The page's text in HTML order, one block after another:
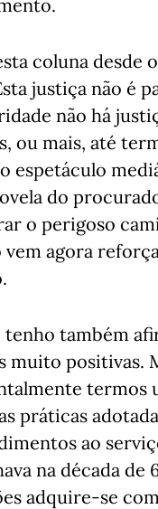
coluna desde
justiça não é
não há
ou mais, até
espetáculo
do
o perigoso
agora
também
muito positivas.
termos
práticas
ao
na década de
adquire-se